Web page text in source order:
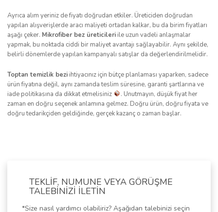
Ayrıca alım yeriniz de fiyatı doğrudan etkiler. Üreticiden doğrudan
yapılan alışverişlerde aracı maliyeti ortadan kalkar, bu da birim fiyatları
aşağı çeker. Mikrofiber bez üreticileri ile uzun vadeli anlaşmalar
yapmak, bu noktada ciddi bir maliyet avantajı sağlayabilir. Aynı şekilde,
belirli dönemlerde yapılan kampanyalı satışlar da değerlendirilmelidir.
Toptan temizlik bezi ihtiyacınız için bütçe planlaması yaparken, sadece
ürün fiyatına değil, aynı zamanda teslim süresine, garanti şartlarına ve
iade politikasına da dikkat etmelisiniz
. Unutmayın, düşük fiyat her
zaman en doğru seçenek anlamına gelmez. Doğru ürün, doğru fiyata ve
doğru tedarikçiden geldiğinde, gerçek kazanç o zaman başlar.
TEKLİF, NUMUNE VEYA GÖRÜŞME
TALEBİNİZİ İLETİN
*Size nasıl yardımcı olabiliriz? Aşağıdan talebinizi seçin